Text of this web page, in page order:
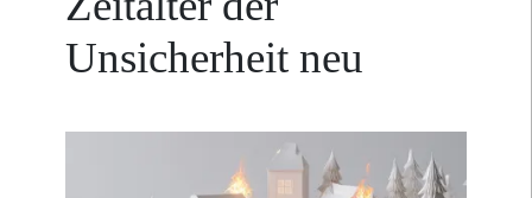
Unsicherheit neu